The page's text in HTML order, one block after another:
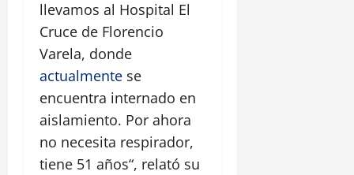
llevamos al Hospital El
Cruce de Florencio
Varela, donde
actualmente se
encuentra internado en
aislamiento. Por ahora
no necesita respirador,
tiene 51 años“, relató su